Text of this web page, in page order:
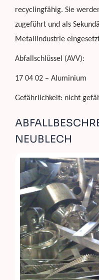
recyclingfähig. Sie
zugeführt und als
Metallindustrie
Abfallschlüssel (AVV):
17 04 02 – Aluminium
Gefährlichkeit: nicht
NEUBLECH